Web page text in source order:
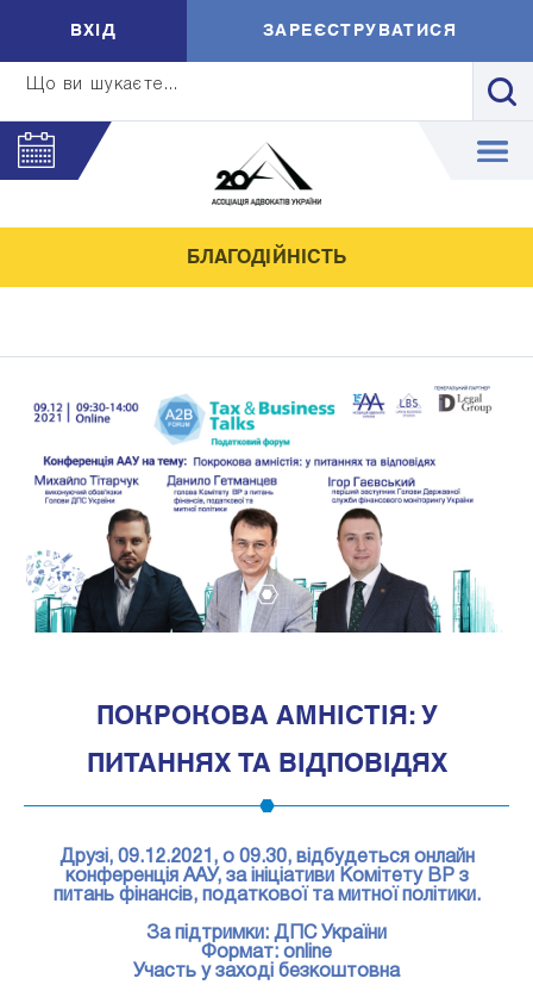
Що ви шукаєте...
ВXIД ЗАРЕЄСТРУВАТИСЯ
БЛАГОДІЙНІСТЬ
1
ПОКРОКОВА АМНІСТІЯ: У
ПИТАННЯХ ТА ВІДПОВІДЯХ
Друзі, 09.12.2021, о 09.30, відбудеться онлайн
конференція ААУ, за ініціативи Комітету ВР з
питань фінансів, податкової та митної політики.
За підтримки: ДПС України
Формат: online
Участь у заході безкоштовна